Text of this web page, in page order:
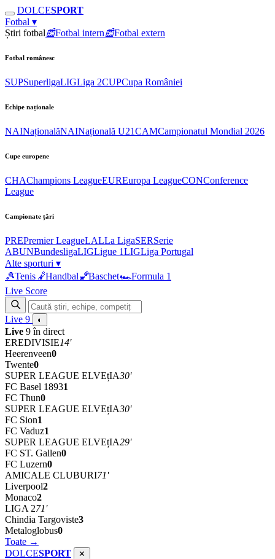
DOLCESPORT
Fotbal ▾
Știri fotbal📰Fotbal intern📰Fotbal extern
Fotbal românesc
SUPSuperligaLIGLiga 2CUPCupa României
Echipe naționale
NAINaționalăNAINațională U21CAMCampionatul Mondial 2026
Cupe europene
CHAChampions LeagueEUREuropa LeagueCONConference
League
Campionate țări
PREPremier LeagueLALLa LigaSERSerie
ABUNBundesligaLIGLigue 1LIGLiga Portugal
Alte sporturi ▾
🎾Tenis 🤾Handbal🏀Baschet🏎Formula 1
Live Score
Live 9 ◐
Live 9 în direct
EREDIVISIE14'
Heerenveen0
Twente0
SUPER LEAGUE ELVEțIA30'
FC Basel 18931
FC Thun0
SUPER LEAGUE ELVEțIA30'
FC Sion1
FC Vaduz1
SUPER LEAGUE ELVEțIA29'
FC ST. Gallen0
FC Luzern0
AMICALE CLUBURI71'
Liverpool2
Monaco2
LIGA 271'
Chindia Targoviste3
Metaloglobus0
Toate →
DOLCESPORT ✕